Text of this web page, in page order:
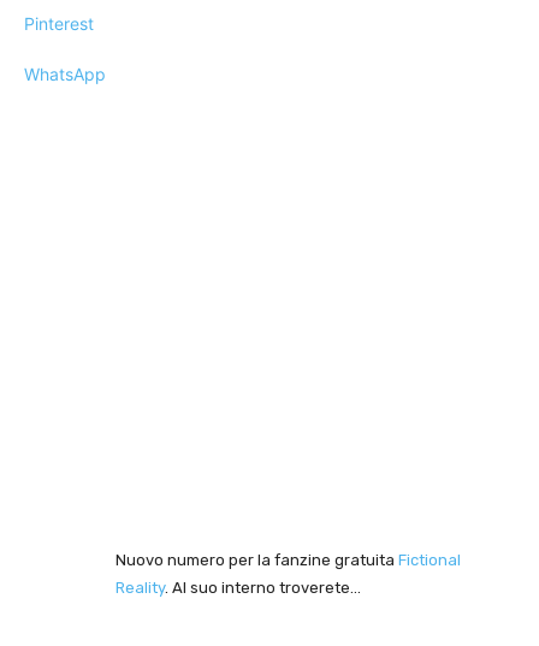
Pinterest
WhatsApp
Nuovo numero per la fanzine gratuita Fictional
Reality. Al suo interno troverete…